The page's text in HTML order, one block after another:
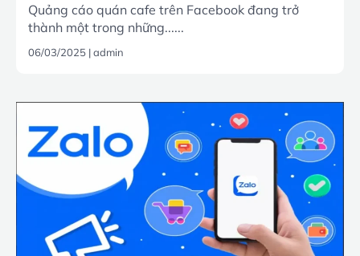
Quảng cáo quán cafe trên Facebook đang trở
thành một trong những......
06/03/2025 |admin